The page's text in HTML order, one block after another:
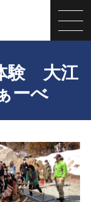
験 大江
ーべ